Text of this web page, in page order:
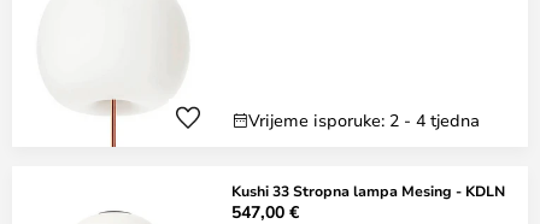
Vrijeme isporuke: 2 - 4 tjedna
Kushi 33 Stropna lampa Mesing - KDLN
547,00 €